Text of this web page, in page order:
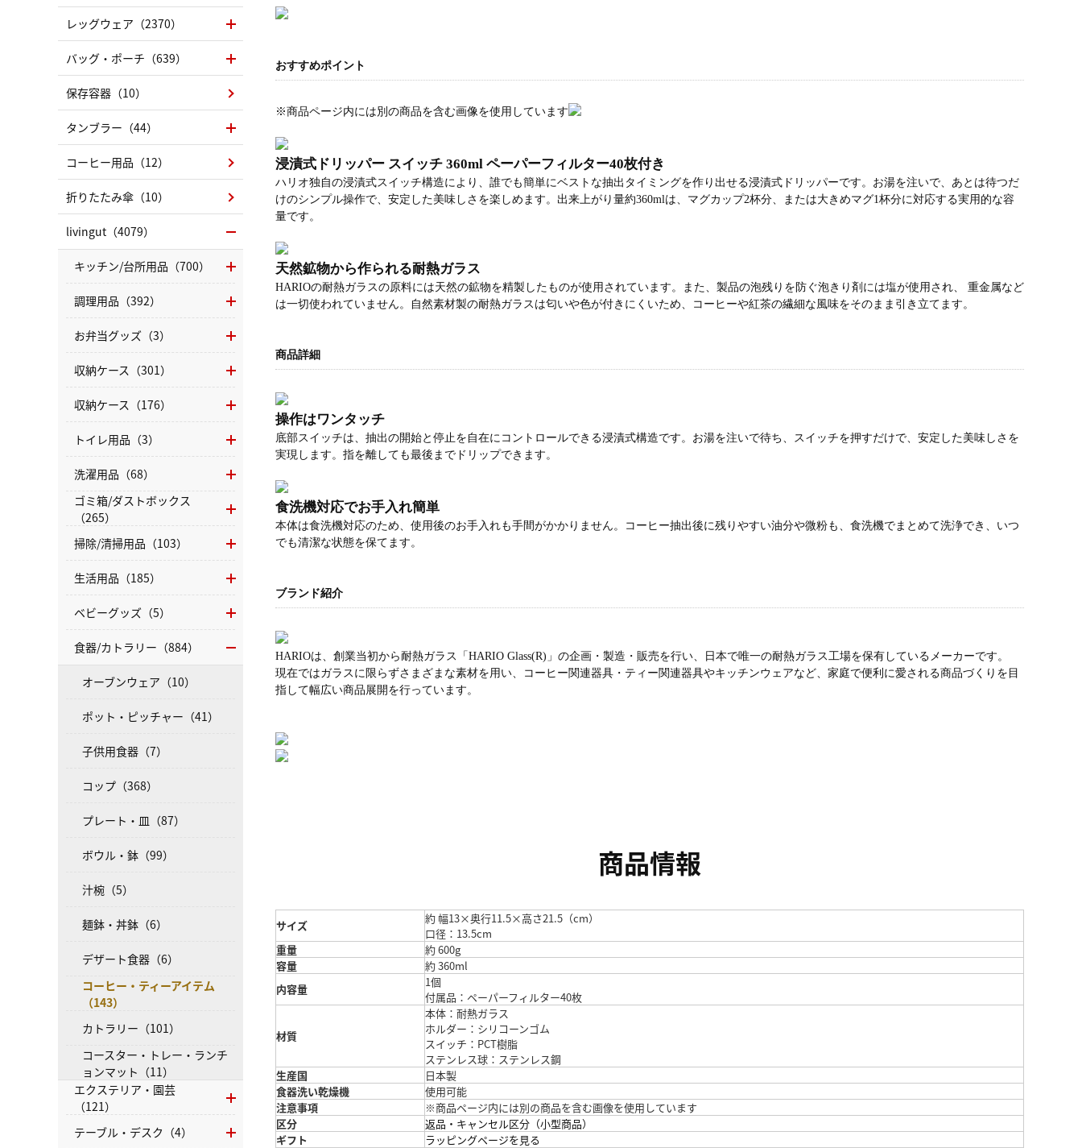
おすすめポイント
※商品ページ内には別の商品を含む画像を使用しています
浸漬式ドリッパー スイッチ 360ml ペーパーフィルター40枚付き
ハリオ独自の浸漬式スイッチ構造により、誰でも簡単にベストな抽出タイミングを作り出せる浸漬式ドリッパーです。お湯を注いで、あとは待つだ
けのシンプル操作で、安定した美味しさを楽しめます。出来上がり量約360mlは、マグカップ2杯分、または大きめマグ1杯分に対応する実用的な容
量です。
天然鉱物から作られる耐熱ガラス
HARIOの耐熱ガラスの原料には天然の鉱物を精製したものが使用されています。また、製品の泡残りを防ぐ泡きり剤には塩が使用され、 重金属など
は一切使われていません。自然素材製の耐熱ガラスは匂いや色が付きにくいため、コーヒーや紅茶の繊細な風味をそのまま引き立てます。
商品詳細
操作はワンタッチ
底部スイッチは、抽出の開始と停止を自在にコントロールできる浸漬式構造です。お湯を注いで待ち、スイッチを押すだけで、安定した美味しさを
実現します。指を離しても最後までドリップできます。
食洗機対応でお手入れ簡単
本体は食洗機対応のため、使用後のお手入れも手間がかかりません。コーヒー抽出後に残りやすい油分や微粉も、食洗機でまとめて洗浄でき、いつ
でも清潔な状態を保てます。
ブランド紹介
HARIOは、創業当初から耐熱ガラス「HARIO Glass(R)」の企画・製造・販売を行い、日本で唯一の耐熱ガラス工場を保有しているメーカーです。
現在ではガラスに限らずさまざまな素材を用い、コーヒー関連器具・ティー関連器具やキッチンウェアなど、家庭で便利に愛される商品づくりを目
指して幅広い商品展開を行っています。
商品情報
サイズ
約 幅13×奥行11.5×高さ21.5（cm）
口径：13.5cm
重量
約 600g
容量
約 360ml
内容量
1個
付属品：ペーパーフィルター40枚
材質
本体：耐熱ガラス
ホルダー：シリコーンゴム
スイッチ：PCT樹脂
ステンレス球：ステンレス鋼
生産国
日本製
食器洗い乾燥機
使用可能
注意事項
※商品ページ内には別の商品を含む画像を使用しています
区分
返品・キャンセル区分（小型商品）
ギフト
ラッピングページを見る
レッグウェア（2370）
バッグ・ポーチ（639）
保存容器（10）
タンブラー（44）
コーヒー用品（12）
折りたたみ傘（10）
livingut（4079）
キッチン/台所用品（700）
調理用品（392）
お弁当グッズ（3）
収納ケース（301）
収納ケース（176）
トイレ用品（3）
洗濯用品（68）
ゴミ箱/ダストボックス
（265）
掃除/清掃用品（103）
生活用品（185）
ベビーグッズ（5）
食器/カトラリー（884）
オーブンウェア（10）
ポット・ピッチャー（41）
子供用食器（7）
コップ（368）
プレート・皿（87）
ボウル・鉢（99）
汁椀（5）
麺鉢・丼鉢（6）
デザート食器（6）
コーヒー・ティーアイテム
（143）
カトラリー（101）
コースター・トレー・ランチ
ョンマット（11）
エクステリア・園芸
（121）
テーブル・デスク（4）